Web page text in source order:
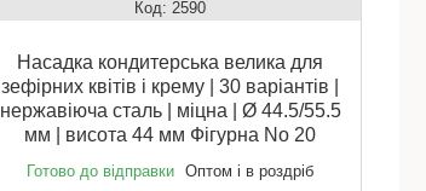
2590
Насадка кондитерська велика для
зефірних квітів і крему | 30 варіантів |
нержавіюча сталь | міцна | Ø 44.5/55.5
мм | висота 44 мм Фігурна No 20
Готово до відправки Оптом і в роздріб